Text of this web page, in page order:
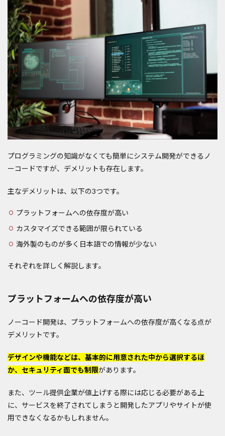
プログラミングの知識がなくても簡単にシステム開発ができるノ
ーコードですが、デメリットも存在します。
主なデメリットは、以下の3つです。
プラットフォームへの依存度が高い
カスタマイズできる範囲が限られている
海外製のものが多く日本語での情報が少ない
それぞれを詳しく解説します。
プラットフォームへの依存度が高い
ノーコード開発は、プラットフォームへの依存度が高くなる点が
デメリットです。
デザインや機能などは、基本的に用意された中から選択するほ
か、セキュリティ面でも制限があります。
また、ツール提供企業が値上げする際には応じる必要がある上
に、サービスを終了されてしまうと開発したアプリやサイトが使
用できなくなるかもしれません。